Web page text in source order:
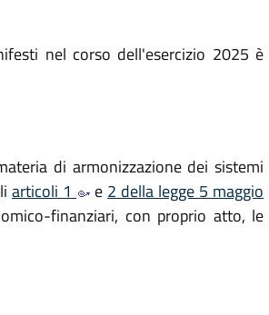
nel corso dell'esercizio 2025 è
di armonizzazione dei sistemi
articoli 1 e 2 della legge 5 maggio
finanziari, con proprio atto, le